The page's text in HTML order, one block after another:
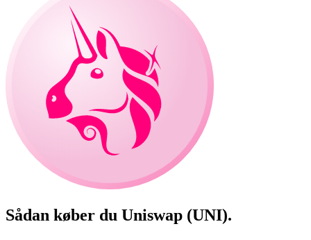
Sådan køber du Uniswap (UNI).